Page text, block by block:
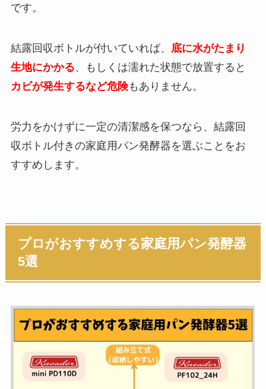
です。
結露回収ボトルが付いていれば、 底に水がたまり
生地にかかる、もしくは濡れた状態で放置すると
カビが発生するなど危険もありません。
労力をかけずに一定の清潔感を保つなら、結露回
収ボトル付きの家庭用パン発酵器を選ぶことをお
すすめします。
プロがおすすめする家庭用パン発酵器
5選